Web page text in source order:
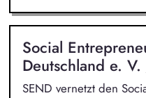
Social
Deutschland e. V.
SEND vernetzt den